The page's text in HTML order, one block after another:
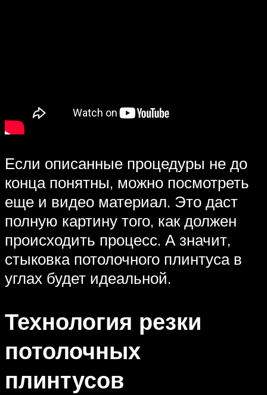
Если описанные процедуры не до
конца понятны, можно посмотреть
еще и видео материал. Это даст
полную картину того, как должен
происходить процесс. А значит,
стыковка потолочного плинтуса в
углах будет идеальной.
Технология резки
потолочных
плинтусов